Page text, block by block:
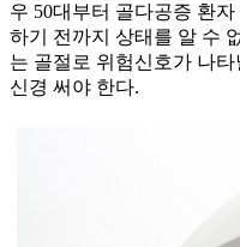
우 50대부터 골다공증 환
하기 전까지 상태를 알 수
는 골절로 위험신호가 나
신경 써야 한다.